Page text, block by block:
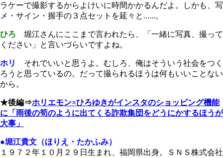
ラケーで撮影するからよけいに時間かかるんだよ。しかも、写
メ・サイン・握手の３点セットを延々と......。
ひろ 堀江さんにここまで言われたら、「一緒に写真、撮って
ください」と言いづらいですよね。
ホリ
それでいいと思うよ。むしろ、俺はそういう社会をつく
ろうと思っているの。だって撮られるほうは何もいいことない
から。
★後編⇒ホリエモン×ひろゆきがインスタのショッピング機能
に「雨後の筍のように出てくる詐欺集団をどうにかするほうが
大事」
●堀江貴文（ほりえ・たかふみ）
１９７２年１０月２９日生まれ、福岡県出身。ＳＮＳ株式会社